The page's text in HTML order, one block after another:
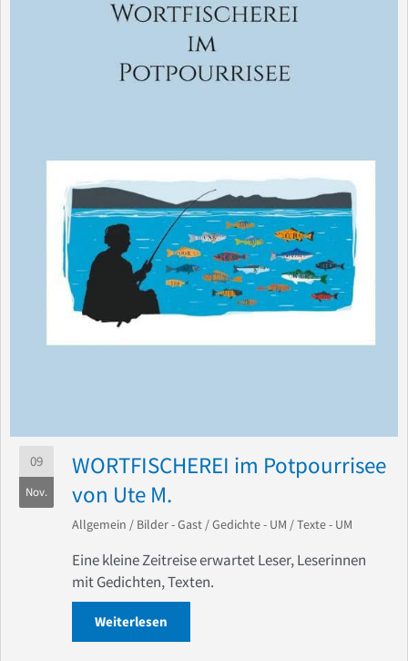
09
Nov.
WORTFISCHEREI im Potpourrisee
von Ute M.
Allgemein / Bilder - Gast /Gedichte - UM /Texte - UM
Eine kleine Zeitreise erwartet Leser, Leserinnen
mit Gedichten, Texten.
Weiterlesen